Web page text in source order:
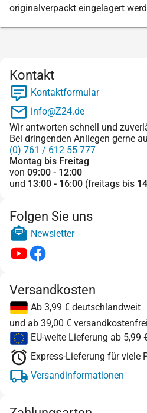
originalverpackt eingelagert
Kontakt
Kontaktformular
info@Z24.de
Wir antworten schnell und
Bei dringenden Anliegen gerne
(0) 761 / 612 55 777
Montag bis Freitag
von 09:00 - 12:00
und 13:00 - 16:00 (freitags bis
Folgen Sie uns
Newsletter
Versandkosten
Ab 3,99 € deutschlandweit
und ab 39,00 €
EU-weite Lieferung ab 5,99
Express-Lieferung für viele
Versandinformationen